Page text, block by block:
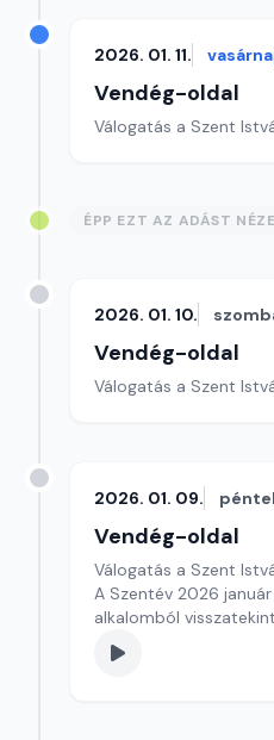
2026. 01. 11.
Vendég-oldal
Válogatás a Szent
ÉPP EZT AZ ADÁST
2026. 01. 10.
Vendég-oldal
Válogatás a Szent
2026. 01. 09.
Vendég-oldal
Válogatás a Szent
A Szentév 2026
alkalomból